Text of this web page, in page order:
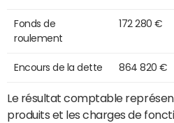
Fonds de
roulement
172 280 €
Encours de la dette 864 820 €
Le résultat comptable
produits et les charges de